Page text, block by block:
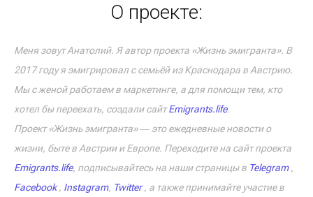
О проекте:
Меня зовут Анатолий. Я автор проекта «Жизнь эмигранта». В
2017 году я эмигрировал с семьёй из Краснодара в Австрию.
Мы с женой работаем в маркетинге, а для помощи тем, кто
хотел бы переехать, создали сайтEmigrants.life.
Проект «Жизнь эмигранта» ― это ежедневные новости о
жизни, быте в Австрии и Европе. Переходите на сайт проекта
Emigrants.life, подписывайтесь на наши страницы в Telegram,
Facebook, Instagram, Twitter, а также принимайте участие в